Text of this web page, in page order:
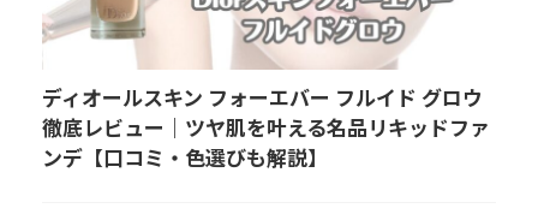
ディオールスキン フォーエバー フルイド グロウ
徹底レビュー｜ツヤ肌を叶える名品リキッドファ
ンデ【口コミ・色選びも解説】